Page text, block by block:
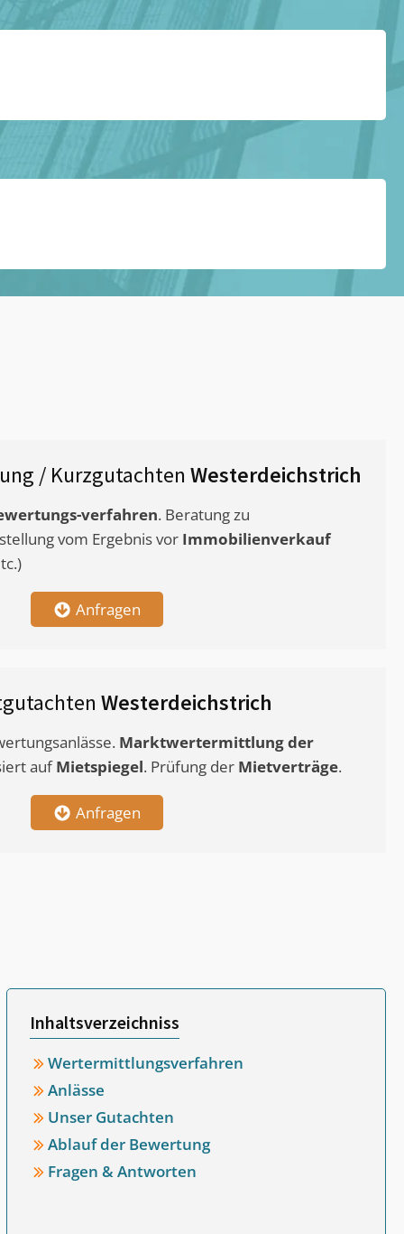
/ Kurzgutachten Westerdeichstrich
verfahren. Beratung zu
vom Ergebnis vor Immobilienverkauf
Anfragen
Westerdeichstrich
Marktwertermittlungder
aufMietspiegel. Prüfung der Mietverträge.
Anfragen
Inhaltsverzeichniss
Wertermittlungsverfahren
Anlässe
Unser Gutachten
Ablauf der Bewertung
Fragen & Antworten